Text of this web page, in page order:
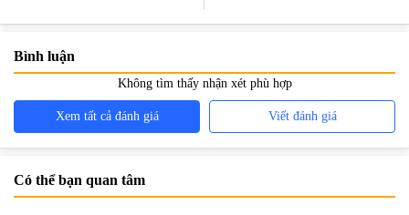
Bình luận
Không tìm thấy nhận xét phù hợp
Xem tất cả đánh giá Viết đánh giá
Có thể bạn quan tâm